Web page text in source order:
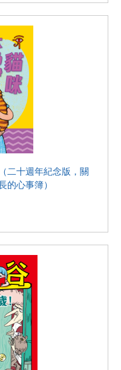
二十週年紀念版，關
的心事簿）